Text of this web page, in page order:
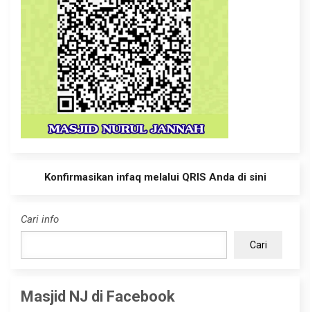
Konfirmasikan infaq melalui QRIS Anda di sini
Cari info
Cari
Masjid NJ di Facebook